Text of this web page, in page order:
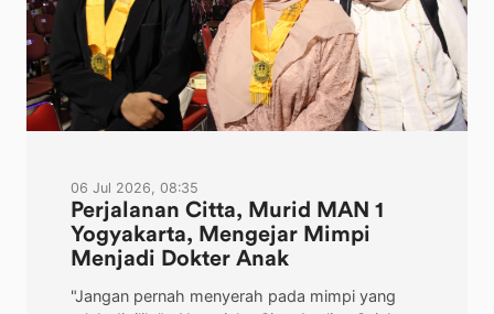
06 Jul 2026, 08:35
Perjalanan Citta, Murid MAN 1
Yogyakarta, Mengejar Mimpi
Menjadi Dokter Anak
"Jangan pernah menyerah pada mimpi yang